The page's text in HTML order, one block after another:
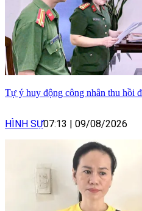
Tự ý huy động công nhân thu hồi
HÌNH SỰ07:13 | 09/08/2026